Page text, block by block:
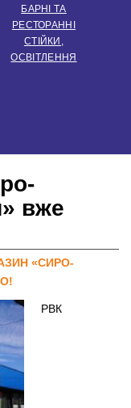
БАРНІ ТА
РЕСТОРАННІ
СТІЙКИ,
ОСВІТЛЕННЯ
вже
«СИРО-
РВК